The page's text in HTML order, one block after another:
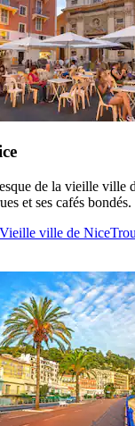
de la vieille ville
et ses cafés bondés.
ville de Nice